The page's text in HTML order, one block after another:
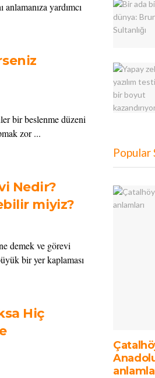
yardımcı
bir beslenme düzeni
zor ...
Nedir?
miyiz?
demek ve görevi
bir yer kaplaması
Hiç
Popular